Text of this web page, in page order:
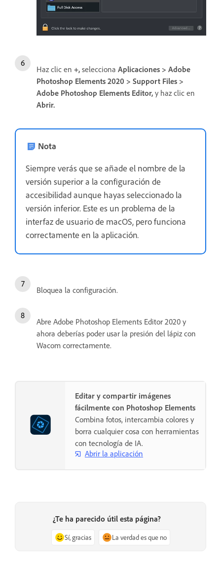
Haz clic en +, selecciona Aplicaciones > Adobe
Photoshop Elements 2020 > Support Files >
Adobe Photoshop Elements Editor, y haz clic en
Abrir.
Nota
Siempre verás que se añade el nombre de la
versión superior a la configuración de
accesibilidad aunque hayas seleccionado la
versión inferior. Este es un problema de la
interfaz de usuario de macOS, pero funciona
correctamente en la aplicación.
Bloquea la configuración.
Abre Adobe Photoshop Elements Editor 2020 y
ahora deberías poder usar la presión del lápiz con
Wacom correctamente.
Editar y compartir imágenes
fácilmente con Photoshop Elements
Combina fotos, intercambia colores y
borra cualquier cosa con herramientas
con tecnología de IA.
Abrir la aplicación
¿Te ha parecido útil esta página?
Sí, gracias La verdad es que no